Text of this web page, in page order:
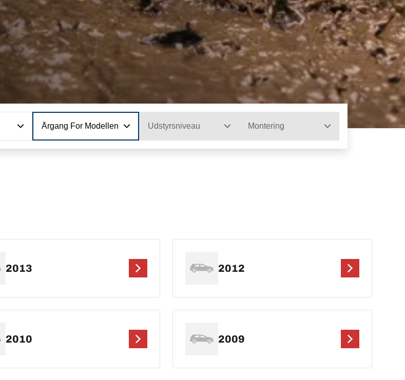
Årgang For Modellen Udstyrsniveau Montering
2013 2012
2010 2009